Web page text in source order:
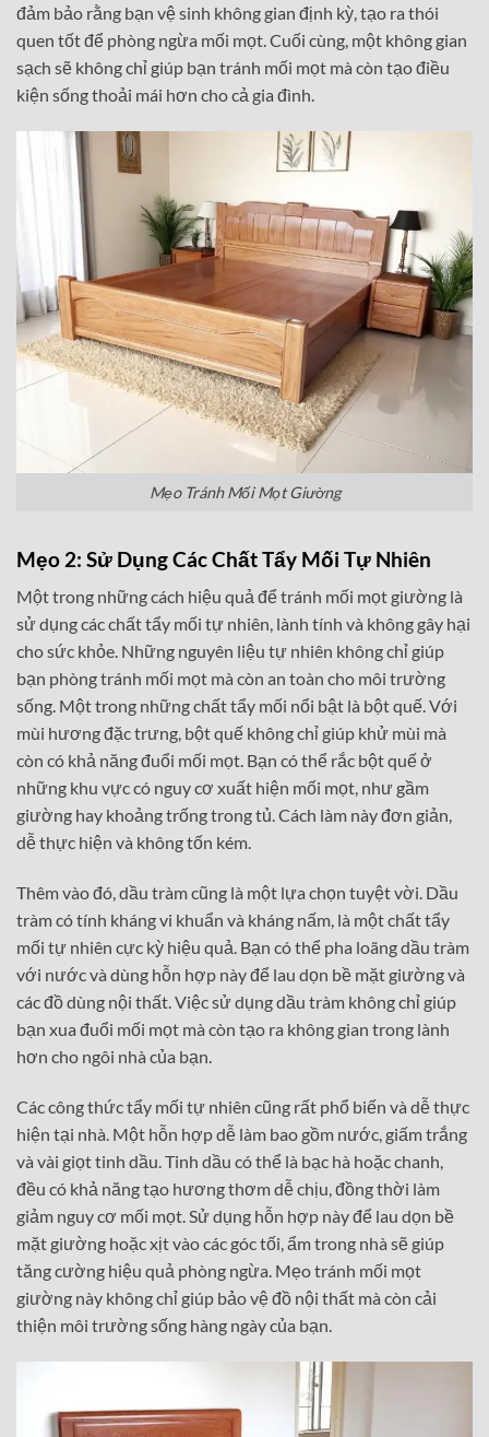
đảm bảo rằng bạn vệ sinh không gian định kỳ, tạo ra thói
quen tốt để phòng ngừa mối mọt. Cuối cùng, một không gian
sạch sẽ không chỉ giúp bạn tránh mối mọt mà còn tạo điều
kiện sống thoải mái hơn cho cả gia đình.
Mẹo Tránh Mối Mọt Giường
Mẹo 2: Sử Dụng Các Chất Tẩy Mối Tự Nhiên
Một trong những cách hiệu quả để tránh mối mọt giường là
sử dụng các chất tẩy mối tự nhiên, lành tính và không gây hại
cho sức khỏe. Những nguyên liệu tự nhiên không chỉ giúp
bạn phòng tránh mối mọt mà còn an toàn cho môi trường
sống. Một trong những chất tẩy mối nổi bật là bột quế. Với
mùi hương đặc trưng, bột quế không chỉ giúp khử mùi mà
còn có khả năng đuổi mối mọt. Bạn có thể rắc bột quế ở
những khu vực có nguy cơ xuất hiện mối mọt, như gầm
giường hay khoảng trống trong tủ. Cách làm này đơn giản,
dễ thực hiện và không tốn kém.
Thêm vào đó, dầu tràm cũng là một lựa chọn tuyệt vời. Dầu
tràm có tính kháng vi khuẩn và kháng nấm, là một chất tẩy
mối tự nhiên cực kỳ hiệu quả. Bạn có thể pha loãng dầu tràm
với nước và dùng hỗn hợp này để lau dọn bề mặt giường và
các đồ dùng nội thất. Việc sử dụng dầu tràm không chỉ giúp
bạn xua đuổi mối mọt mà còn tạo ra không gian trong lành
hơn cho ngôi nhà của bạn.
Các công thức tẩy mối tự nhiên cũng rất phổ biến và dễ thực
hiện tại nhà. Một hỗn hợp dễ làm bao gồm nước, giấm trắng
và vài giọt tinh dầu. Tinh dầu có thể là bạc hà hoặc chanh,
đều có khả năng tạo hương thơm dễ chịu, đồng thời làm
giảm nguy cơ mối mọt. Sử dụng hỗn hợp này để lau dọn bề
mặt giường hoặc xịt vào các góc tối, ẩm trong nhà sẽ giúp
tăng cường hiệu quả phòng ngừa. Mẹo tránh mối mọt
giường này không chỉ giúp bảo vệ đồ nội thất mà còn cải
thiện môi trường sống hàng ngày của bạn.